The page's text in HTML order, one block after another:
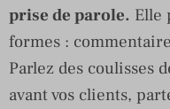
prise de parole. Elle
formes :
Parlez des coulisses
avant vos clients,